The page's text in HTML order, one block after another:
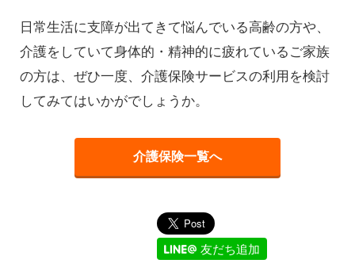
日常生活に支障が出てきて悩んでいる高齢の方や、
介護をしていて身体的・精神的に疲れているご家族
の方は、ぜひ一度、介護保険サービスの利用を検討
してみてはいかがでしょうか。
介護保険一覧へ
友だち追加